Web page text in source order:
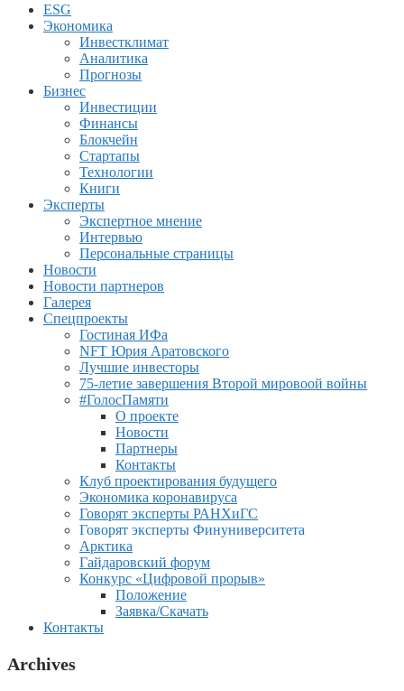
ESG
Экономика
Инвестклимат
Аналитика
Прогнозы
Бизнес
Инвестиции
Финансы
Блокчейн
Стартапы
Технологии
Книги
Эксперты
Экспертное мнение
Интервью
Персональные страницы
Новости
Новости партнеров
Галерея
Спецпроекты
Гостиная ИФа
NFT Юрия Аратовского
Лучшие инвесторы
75-летие завершения Второй мировоой войны
#ГолосПамяти
О проекте
Новости
Партнеры
Контакты
Клуб проектирования будущего
Экономика коронавируса
Говорят эксперты РАНХиГС
Говорят эксперты Финуниверситета
Арктика
Гайдаровский форум
Конкурс «Цифровой прорыв»
Положение
Заявка/Скачать
Контакты
Archives